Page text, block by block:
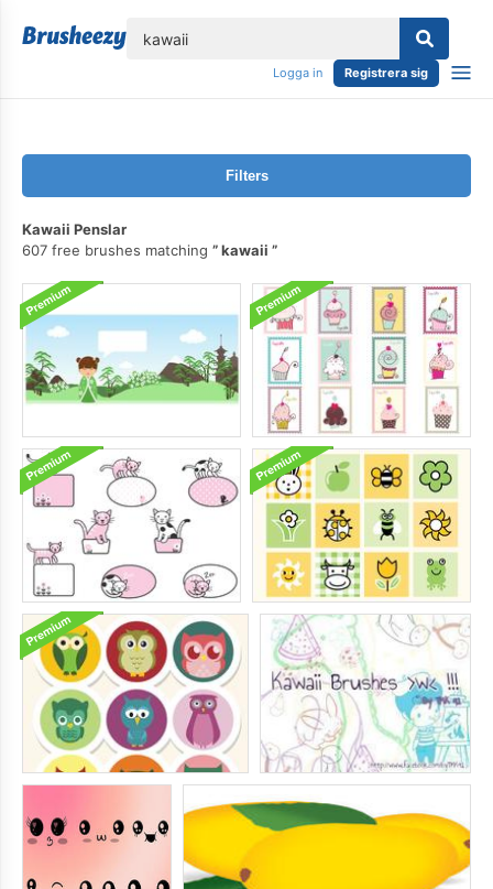
Logga in Registrera sig
Filters
Kawaii Penslar
607 free brushes matching
kawaii